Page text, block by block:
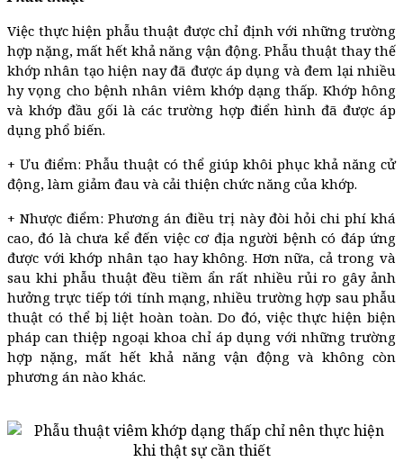
Việc thực hiện phẫu thuật được chỉ định với những trường
hợp nặng, mất hết khả năng vận động. Phẫu thuật thay thế
khớp nhân tạo hiện nay đã được áp dụng và đem lại nhiều
hy vọng cho bệnh nhân viêm khớp dạng thấp. Khớp hông
và khớp đầu gối là các trường hợp điển hình đã được áp
dụng phổ biến.
+ Ưu điểm: Phẫu thuật có thể giúp khôi phục khả năng cử
động, làm giảm đau và cải thiện chức năng của khớp.
+ Nhược điểm: Phương án điều trị này đòi hỏi chi phí khá
cao, đó là chưa kể đến việc cơ địa người bệnh có đáp ứng
được với khớp nhân tạo hay không. Hơn nữa, cả trong và
sau khi phẫu thuật đều tiềm ẩn rất nhiều rủi ro gây ảnh
hưởng trực tiếp tới tính mạng, nhiều trường hợp sau phẫu
thuật có thể bị liệt hoàn toàn. Do đó, việc thực hiện biện
pháp can thiệp ngoại khoa chỉ áp dụng với những trường
hợp nặng, mất hết khả năng vận động và không còn
phương án nào khác.